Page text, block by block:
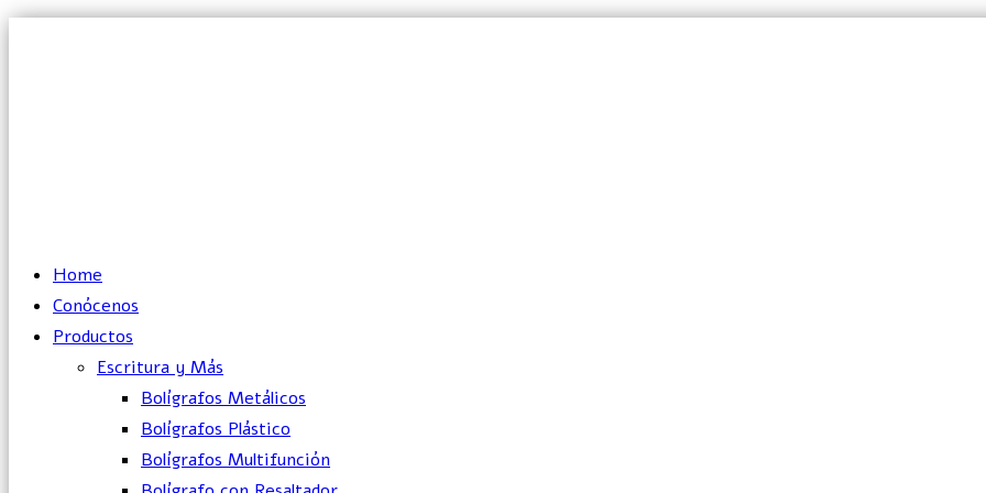
Home
Conócenos
Productos
Escritura y Más
Bolígrafos Metálicos
Bolígrafos Plástico
Bolígrafos Multifunción